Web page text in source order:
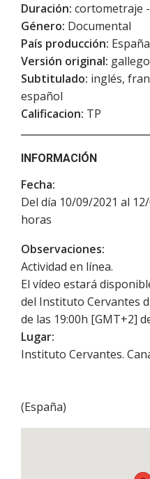
Duración: cortometraje
Género: Documental
País producción: España
Versión original: gallego
Subtitulado: inglés,
español
Calificacion: TP
INFORMACIÓN
Fecha:
Del día 10/09/2021 al
horas
Observaciones:
Actividad en línea.
El vídeo estará
del Instituto Cervantes
de las 19:00h [GMT+2]
Lugar:
Instituto Cervantes.
(España)